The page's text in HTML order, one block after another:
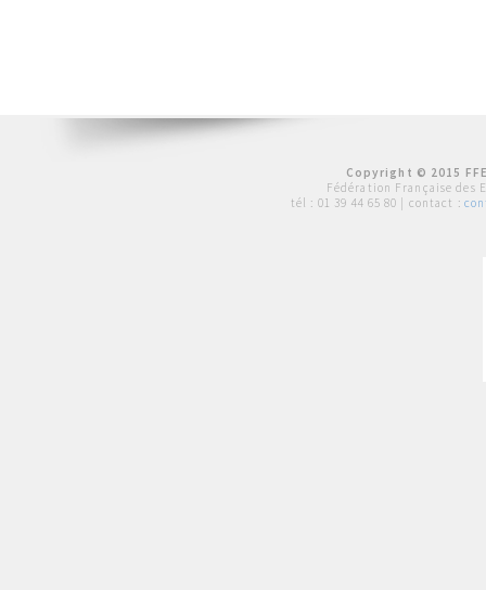
Copyright © 2015
Fédération Française des
tél : 01 39 44 65 80 | contact :